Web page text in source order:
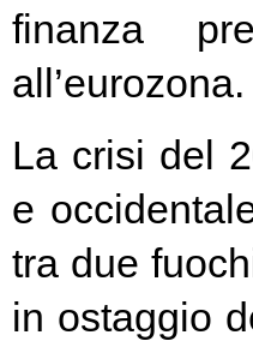
finanza
all’eurozona.
La crisi del
e
tra due
in ostaggio